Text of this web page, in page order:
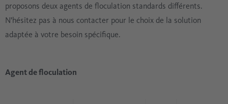
proposons deux agents de floculation standards différents.
N'hésitez pas à nous contacter pour le choix de la solution
adaptée à votre besoin spécifique.
Agent de floculation